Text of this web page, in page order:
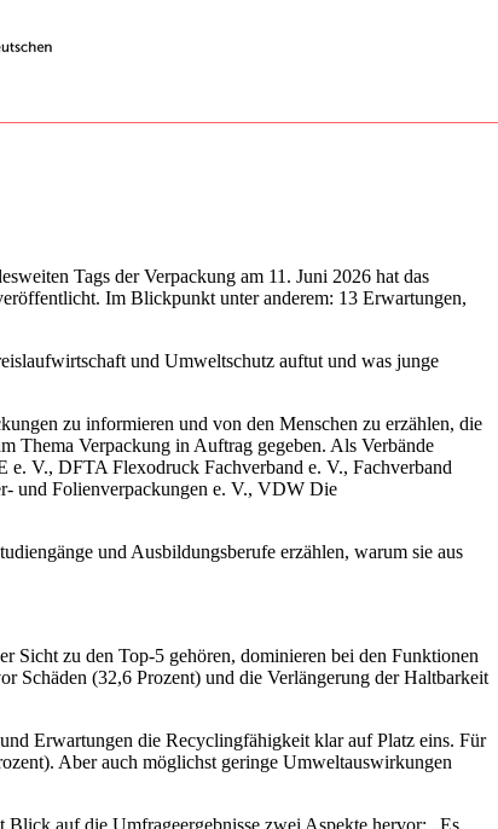
Tags der Verpackung am 11. Juni 2026 hat das
Im Blickpunkt unter anderem: 13 Erwartungen,
und Umweltschutz auftut und was junge
zu informieren und von den Menschen zu erzählen, die
Thema Verpackung in Auftrag gegeben. Als Verbände
V., DFTA Flexodruck Fachverband e. V., Fachverband
und Folienverpackungen e. V., VDW Die
und Ausbildungsberufe erzählen, warum sie aus
Sicht zu den Top-5 gehören, dominieren bei den Funktionen
Schäden (32,6 Prozent) und die Verlängerung der Haltbarkeit
Erwartungen die Recyclingfähigkeit klar auf Platz eins. Für
Aber auch möglichst geringe Umweltauswirkungen
auf die Umfrageergebnisse zwei Aspekte hervor: „Es